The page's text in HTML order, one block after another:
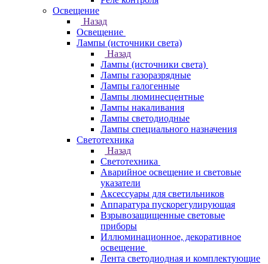
Освещение
Назад
Освещение
Лампы (источники света)
Назад
Лампы (источники света)
Лампы газоразрядные
Лампы галогенные
Лампы люминесцентные
Лампы накаливания
Лампы светодиодные
Лампы специального назначения
Светотехника
Назад
Светотехника
Аварийное освещение и световые
указатели
Аксессуары для светильников
Аппаратура пускорегулирующая
Взрывозащищенные световые
приборы
Иллюминационное, декоративное
освещение
Лента светодиодная и комплектующие